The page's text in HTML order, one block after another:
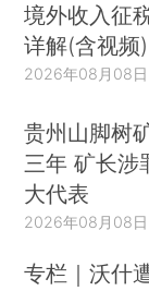
境外收入征
详解(含视频)
2026年08月08日
贵州山脚树
三年 矿长涉
大代表
2026年08月08日
专栏｜沃什